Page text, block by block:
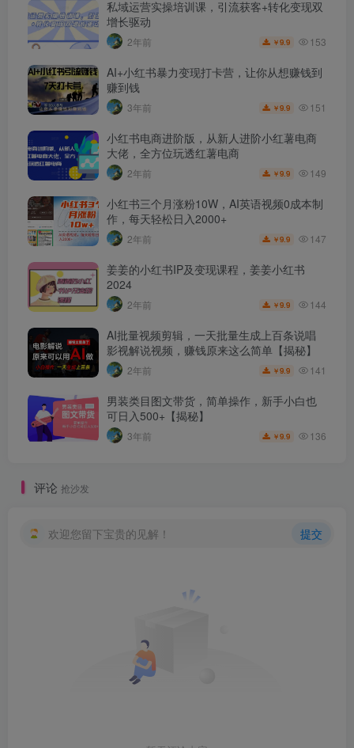
私域运营实操培训课，引流获客+转化变现双
增长驱动
2年前 ￥9.9 153
AI+小红书暴力变现打卡营，让你从想赚钱到
赚到钱
3年前 ￥9.9 151
小红书电商进阶版，从新人进阶小红薯电商
大佬，全方位玩透红薯电商
2年前 ￥9.9 149
小红书三个月涨粉10W，AI英语视频0成本制
作，每天轻松日入2000+
2年前 ￥9.9 147
姜姜的小红书IP及变现课程，姜姜小红书
2024
2年前 ￥9.9 144
AI批量视频剪辑，一天批量生成上百条说唱
影视解说视频，赚钱原来这么简单【揭秘】
2年前 ￥9.9 141
男装类目图文带货，简单操作，新手小白也
可日入500+【揭秘】
3年前 ￥9.9 136
评论 抢沙发
欢迎您留下宝贵的见解！ 提交